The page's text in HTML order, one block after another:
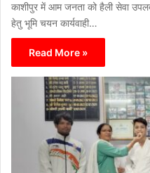
काशीपुर में आम जनता को हैली सेवा
हेतु भूमि चयन कार्यवाही…
Read More »